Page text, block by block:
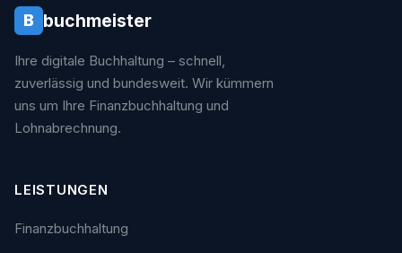
B buchmeister
Ihre digitale Buchhaltung – schnell,
zuverlässig und bundesweit. Wir kümmern
uns um Ihre Finanzbuchhaltung und
Lohnabrechnung.
LEISTUNGEN
Finanzbuchhaltung